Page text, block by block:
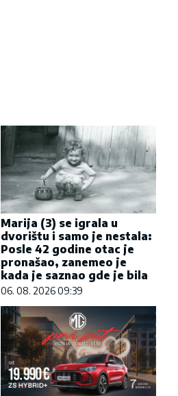
Marija (3) se igrala u
dvorištu i samo je nestala:
Posle 42 godine otac je
pronašao, zanemeo je
kada je saznao gde je bila
06. 08. 2026 09:39